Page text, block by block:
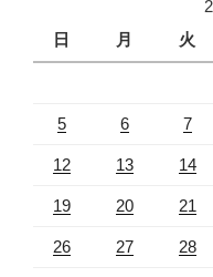
日
月 火
5 6 7
12 13 14
19 20 21
26 27 28